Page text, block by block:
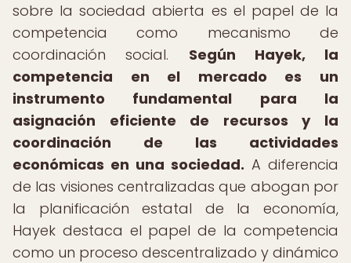
sobre la sociedad abierta es el papel de la
competencia como mecanismo de
coordinación social. Según Hayek, la
competencia en el mercado es un
instrumento fundamental para la
asignación eficiente de recursos y la
coordinación de las actividades
económicas en una sociedad. A diferencia
de las visiones centralizadas que abogan por
la planificación estatal de la economía,
Hayek destaca el papel de la competencia
como un proceso descentralizado y dinámico